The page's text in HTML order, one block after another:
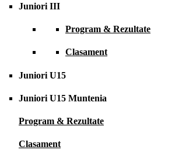
Juniori III
Program & Rezultate
Clasament
Juniori U15
Juniori U15 Muntenia
Program & Rezultate
Clasament